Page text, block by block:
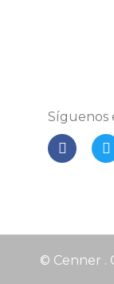
Síguenos
© Cenner .